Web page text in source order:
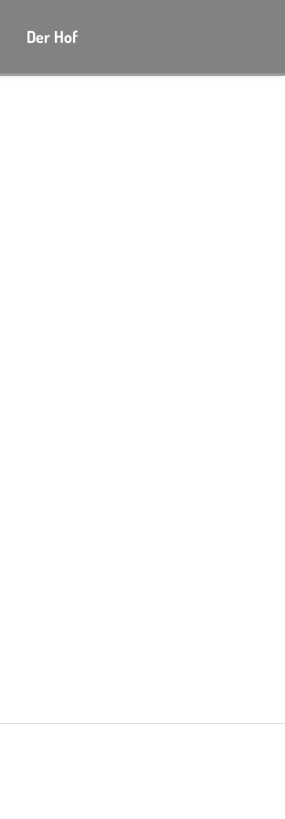
Der Hof